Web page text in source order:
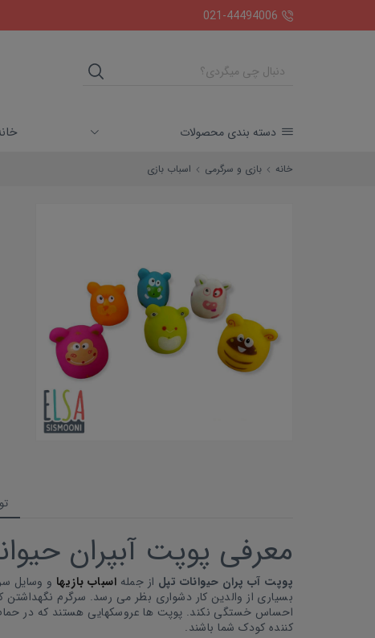
021-44494006
ارسال رایگان بالای دو میلیون تومان
دسته بندی محصولات
خانه بازی و سرگرمی اسباب بازی
معرفی پوپت آبپران
پوپت آب پران حیوانات تپل از جمله اسباب بازیها و وسایل
بسیاری از والدین کار دشواری بظر می رسد. سرگرم
احساس خستگی نکند. پوپت ها عروسکهایی هستند که در
کننده کودک شما باشند.